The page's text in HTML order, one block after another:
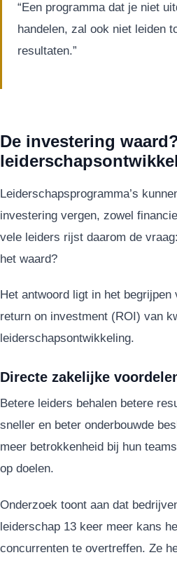
“Een programma dat je niet
handelen, zal ook niet leiden
resultaten.”
De investering
Leiderschapsprogramma’s
investering vergen, zowel
vele leiders rijst daarom de
het waard?
Het antwoord ligt in het begrijpen
return on investment (ROI) van
leiderschapsontwikkeling.
Directe zakelijke
Betere leiders behalen betere
sneller en beter onderbouwde
meer betrokkenheid bij hun
op doelen.
Onderzoek toont aan dat
leiderschap 13 keer meer kans
concurrenten te overtreffen. Ze